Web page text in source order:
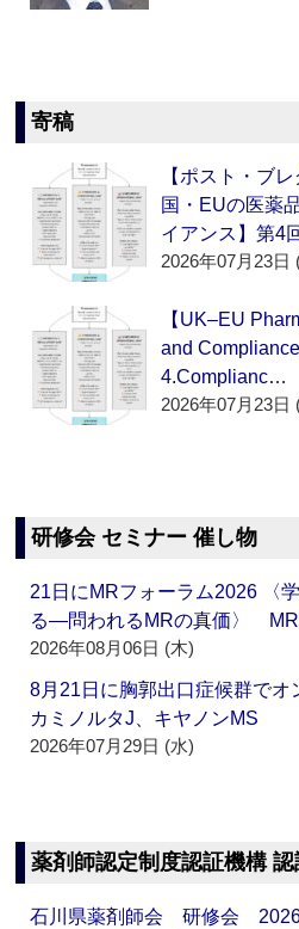
寄稿
【ポスト・ブ
国・EUの医薬
イアンス】第4
2026年07月23日
【UK–EU
and
4.Complianc…
2026年07月23日
研修会 セミナー 催し物
21日にMRフォーラム2026 〈
る―問われるMRの真価〉 MR
2026年08月06日 (木)
8月21日に胸郭出口症候群で
カミノルタJ、キヤノンMS
2026年07月29日 (水)
薬剤師認定制度認証機構
石川県薬剤師会 研修会